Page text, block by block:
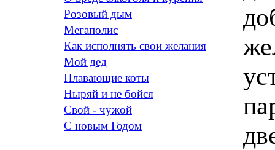
Розовый дым
Мегаполис
Как исполнять свои желания
Мой дед
Плавающие коты
Ныряй и не бойся
Свой - чужой
С новым Годом